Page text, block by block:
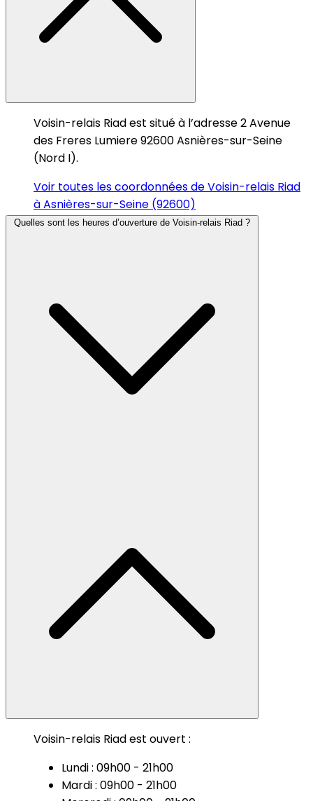
Voisin-relais Riad est situé à l’adresse 2 Avenue
des Freres Lumiere 92600 Asnières-sur-Seine
(Nord I).
Voir toutes les coordonnées de Voisin-relais Riad
à Asnières-sur-Seine (92600)
Quelles sont les heures d’ouverture de Voisin-relais Riad ?
Voisin-relais Riad est ouvert :
Lundi : 09h00 - 21h00
Mardi : 09h00 - 21h00